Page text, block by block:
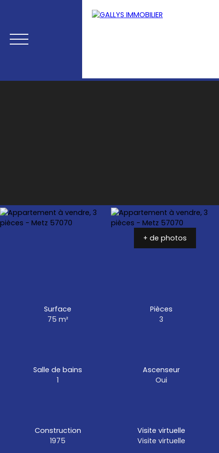
+ de photos
Surface
75 m²
Pièces
3
Salle de bains
1
Ascenseur
Oui
Construction
1975
Visite virtuelle
Visite virtuelle